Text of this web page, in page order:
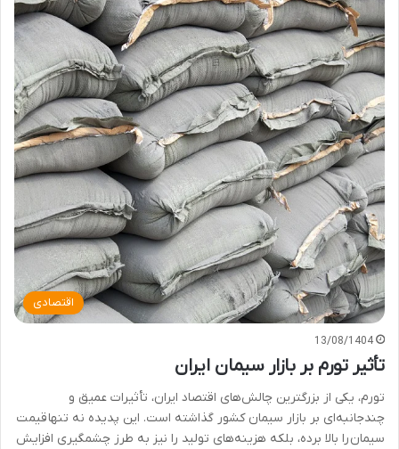
اقتصادی
13/08/1404
تأثیر تورم بر بازار سیمان ایران
تورم، یکی از بزرگترین چالش‌های اقتصاد ایران، تأثیرات عمیق و
چندجانبه‌ای بر بازار سیمان کشور گذاشته است. این پدیده نه تنها قیمت
سیمان را بالا برده، بلکه هزینه‌های تولید را نیز به طرز چشمگیری افزایش